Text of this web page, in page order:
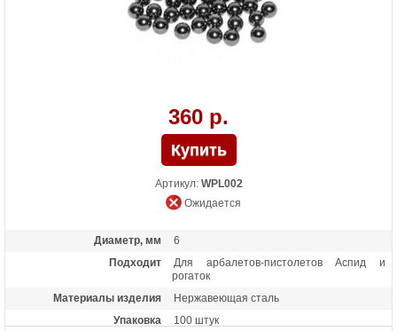
360 р.
Артикул: WPL002
Ожидается
Диаметр, мм
6
Подходит
Для арбалетов-пистолетов Аспид и
рогаток
Материалы изделия
Нержавеющая сталь
Упаковка
100 штук